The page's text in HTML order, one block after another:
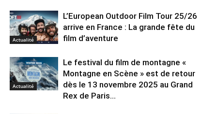
Actualité
L’European Outdoor Film Tour 25/26
arrive en France : La grande fête du
film d’aventure
Actualité
Le festival du film de montagne «
Montagne en Scène » est de retour
dès le 13 novembre 2025 au Grand
Rex de Paris...